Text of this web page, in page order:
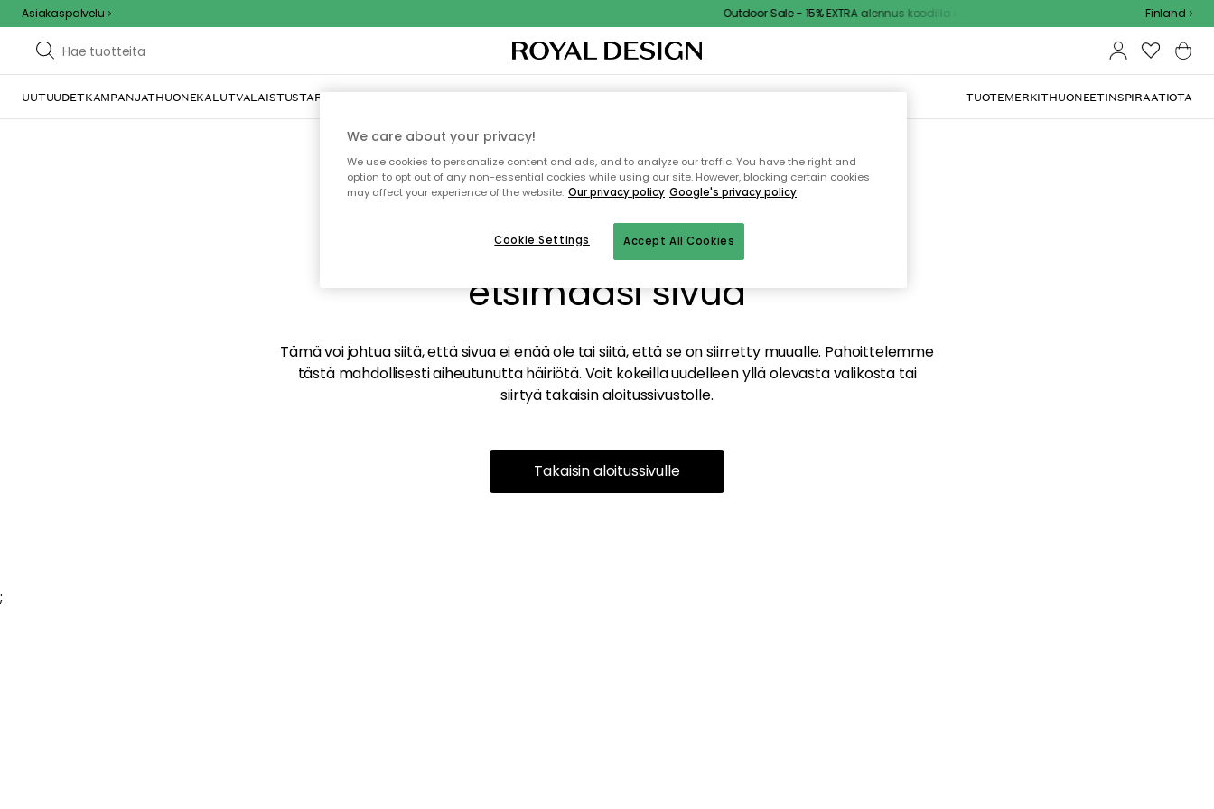
Asiakaspalvelu Outdoor Sale - 15% EXTRA alennus koodilla Finland
UUTUUDETKAMPANJATHUONEKALUTVALAISTUSTARJOILU JA KATTAUSSISUSTUSTEKSTIILIT & MATOTKEITTIÖSÄILYTYSULKOKALUSTEET TUOTEMERKITHUONEETINSPIRAATIOTA
Emme valitettavasti löydä
etsimääsi sivua
Tämä voi johtua siitä, että sivua ei enää ole tai siitä, että se on siirretty muualle. Pahoittelemme
tästä mahdollisesti aiheutunutta häiriötä. Voit kokeilla uudelleen yllä olevasta valikosta tai
siirtyä takaisin aloitussivustolle.
Takaisin aloitussivulle
;
We care about your privacy!
We use cookies to personalize content and ads, and to analyze our traffic. You have the right and
option to opt out of any non-essential cookies while using our site. However, blocking certain cookies
may affect your experience of the website. Our privacy policy Google's privacy policy
Accept All Cookies
Cookie Settings